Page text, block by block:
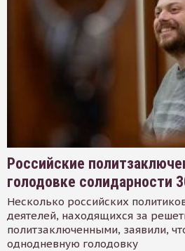
Российские
голодовке солидарности
Несколько российских
деятелей, находящихся за
политзаключенными, заявили,
однодневную голодовку